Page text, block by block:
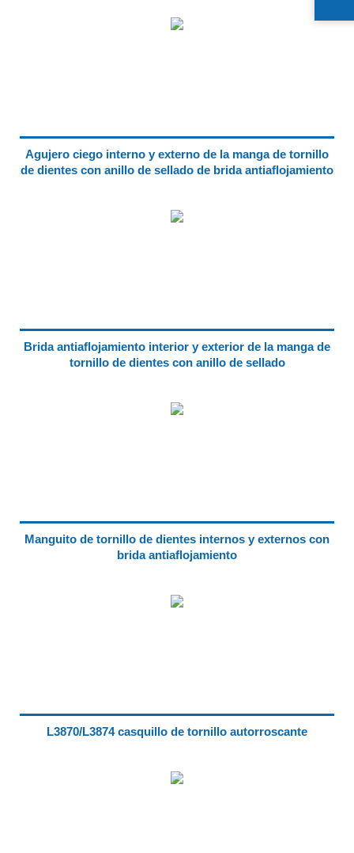
Agujero ciego interno y externo de la manga de tornillo
de dientes con anillo de sellado de brida antiaflojamiento
Brida antiaflojamiento interior y exterior de la manga de
tornillo de dientes con anillo de sellado
Manguito de tornillo de dientes internos y externos con
brida antiaflojamiento
L3870/L3874 casquillo de tornillo autorroscante